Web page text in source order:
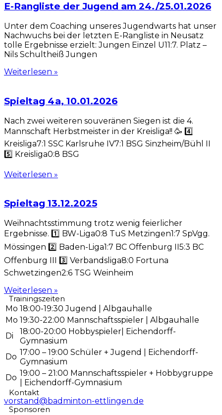
E-Rangliste der Jugend am 24./25.01.2026
Unter dem Coaching unseres Jugendwarts hat unser
Nachwuchs bei der letzten E-Rangliste in Neusatz
tolle Ergebnisse erzielt: Jungen Einzel U11:7. Platz –
Nils Schultheiß Jungen
Weiterlesen »
Spieltag 4a, 10.01.2026
Nach zwei weiteren souveränen Siegen ist die 4.
Mannschaft Herbstmeister in der Kreisliga!! 🥳 4️⃣
Kreisliga7:1 SSC Karlsruhe IV7:1 BSG Sinzheim/Bühl II
5️⃣ Kreisliga0:8 BSG
Weiterlesen »
Spieltag 13.12.2025
Weihnachtsstimmung trotz wenig feierlicher
Ergebnisse. 1️⃣ BW-Liga0:8 TuS Metzingen1:7 SpVgg.
Mössingen 2️⃣ Baden-Liga1:7 BC Offenburg II5:3 BC
Offenburg III 3️⃣ Verbandsliga8:0 Fortuna
Schwetzingen2:6 TSG Weinheim
Weiterlesen »
Trainingszeiten
Mo 18:00-19:30 Jugend | Albgauhalle
Mo 19:30-22:00 Mannschaftsspieler | Albgauhalle
Di
18:00-20:00 Hobbyspieler| Eichendorff-
Gymnasium
Do 17:00 – 19:00 Schüler + Jugend | Eichendorff-
Gymnasium
Do 19:00 – 21:00 Mannschaftsspieler + Hobbygruppe
| Eichendorff-Gymnasium
Kontakt
vorstand@badminton-ettlingen.de
Sponsoren